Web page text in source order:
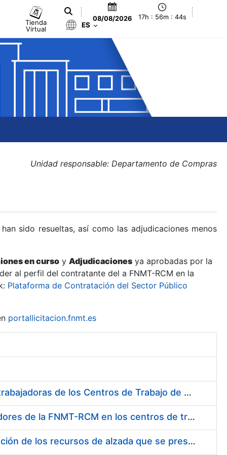
Tienda
Virtual
08/08/2026 17h : 56m : 45s
ES
Unidad responsable: Departamento de Compras
sido resueltas, así como las adjudicaciones menos
en curso y Adjudicaciones ya aprobadas por la
al perfil del contratante del a FNMT-RCM en la
Plataforma de Contratación del Sector Público
portallicitacion.fnmt.es
Suministro de Protectores Auditivos a medida para las personas trabajadoras de los Centros de Trabajo de Madrid y Burgos
Suministro de gafas graduadas antiproyecciones para los trabajadores de la FNMT-RCM en los centros de trabajo de Madrid y Burgos
Servicios de una empresa externa para el asesoramiento y resolución de los recursos de alzada que se presentan relacionados con procesos de selección para la FNMT-RCM